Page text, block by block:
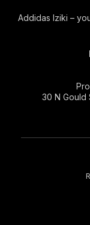
Addidas Iziki –
30 N Gould